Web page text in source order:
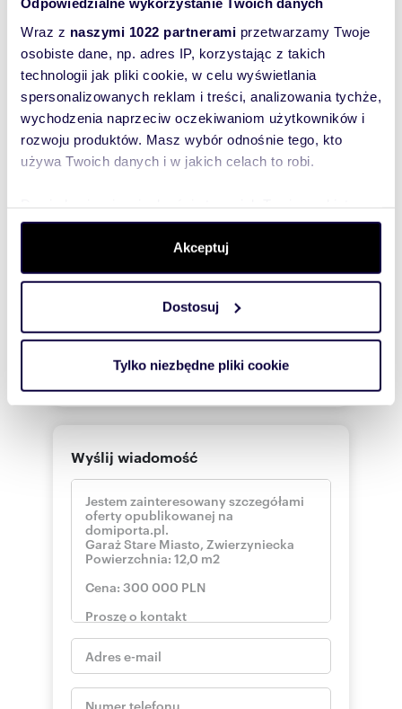
Wraz z naszymi 1022 partnerami przetwarzamy Twoje
osobiste dane, np. adres IP, korzystając z takich
technologii jak pliki cookie, w celu wyświetlania
spersonalizowanych reklam i treści, analizowania tychże,
wychodzenia naprzeciw oczekiwaniom użytkowników i
rozwoju produktów. Masz wybór odnośnie tego, kto
używa Twoich danych i w jakich celach to robi.
dane są przetwarzane oraz ustaw własne preferencje w
. W Deklaracji plików cookie możesz
zmienić lub wycofać swoją zgodę w dowolnej chwili.
Wykorzystujemy pliki cookie do spersonalizowania treści
i reklam, aby oferować funkcje społecznościowe i
korzystasz z naszej witryny, udostępniamy partnerom
korzystania z ich usług.
Akceptuj
Dostosuj
Tylko niezbędne pliki cookie
Interesują mnie
podobne oferty
(rozwiń)
usługach.
(rozwiń)
Administratorem danych
jest Domiporta Sp. z o.o.
Wyślij zapytanie
Wyślij wiadomość